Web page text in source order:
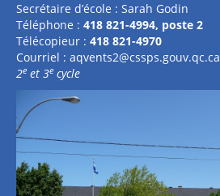
Secrétaire d’école : Sarah Godin
Téléphone : 418 821-4994, poste 2
Télécopieur : 418 821-4970
Courriel : aqvents2@cssps.gouv.qc.ca
2e et 3e cycle